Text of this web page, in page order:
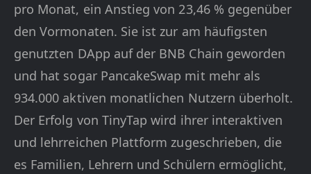
pro Monat, ein Anstieg von 23,46 % gegenüber
den Vormonaten. Sie ist zur am häufigsten
genutzten DApp auf der BNB Chain geworden
und hat sogar PancakeSwap mit mehr als
934.000 aktiven monatlichen Nutzern überholt.
Der Erfolg von TinyTap wird ihrer interaktiven
und lehrreichen Plattform zugeschrieben, die
es Familien, Lehrern und Schülern ermöglicht,